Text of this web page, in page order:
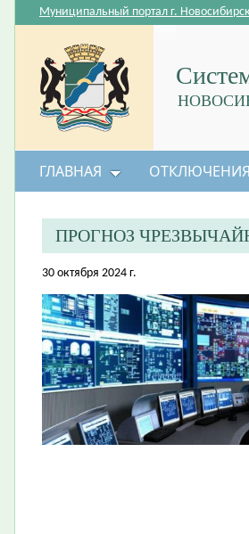
Муниципальный портал г.
ГЛАВНАЯ ОТКЛЮЧЕНИЯ
ПРОГНОЗ
30 октября 2024 г.